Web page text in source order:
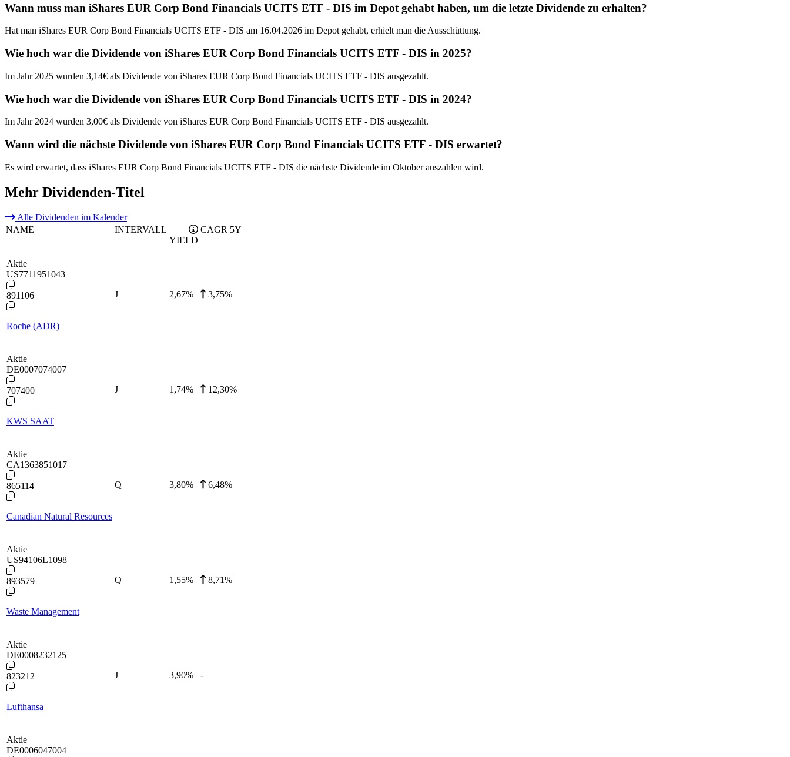
Wann muss man iShares EUR Corp Bond Financials UCITS ETF - DIS im Depot gehabt haben, um die letzte Dividende zu erhalten?
Hat man iShares EUR Corp Bond Financials UCITS ETF - DIS am 16.04.2026 im Depot gehabt, erhielt man die Ausschüttung.
Wie hoch war die Dividende von iShares EUR Corp Bond Financials UCITS ETF - DIS in 2025?
Im Jahr 2025 wurden 3,14€ als Dividende von iShares EUR Corp Bond Financials UCITS ETF - DIS ausgezahlt.
Wie hoch war die Dividende von iShares EUR Corp Bond Financials UCITS ETF - DIS in 2024?
Im Jahr 2024 wurden 3,00€ als Dividende von iShares EUR Corp Bond Financials UCITS ETF - DIS ausgezahlt.
Wann wird die nächste Dividende von iShares EUR Corp Bond Financials UCITS ETF - DIS erwartet?
Es wird erwartet, dass iShares EUR Corp Bond Financials UCITS ETF - DIS die nächste Dividende im Oktober auszahlen wird.
Mehr Dividenden-Titel
Alle Dividenden im Kalender
NAME
INTERVALL
YIELD
CAGR 5Y
Aktie
US7711951043
891106
Roche (ADR)
J 2,67% 3,75%
Aktie
DE0007074007
707400
KWS SAAT
J 1,74% 12,30%
Aktie
CA1363851017
865114
Canadian Natural Resources
Q 3,80% 6,48%
Aktie
US94106L1098
893579
Waste Management
Q 1,55% 8,71%
Aktie
DE0008232125
823212
Lufthansa
J 3,90% -
Aktie
DE0006047004